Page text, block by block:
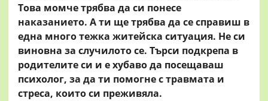
Това момче трябва да си понесе
наказанието. А ти ще трябва да се справиш в
една много тежка житейска ситуация. Не си
виновна за случилото се. Търси подкрепа в
родителите си и е хубаво да посещаваш
психолог, за да ти помогне с травмата и
стреса, които си преживяла.